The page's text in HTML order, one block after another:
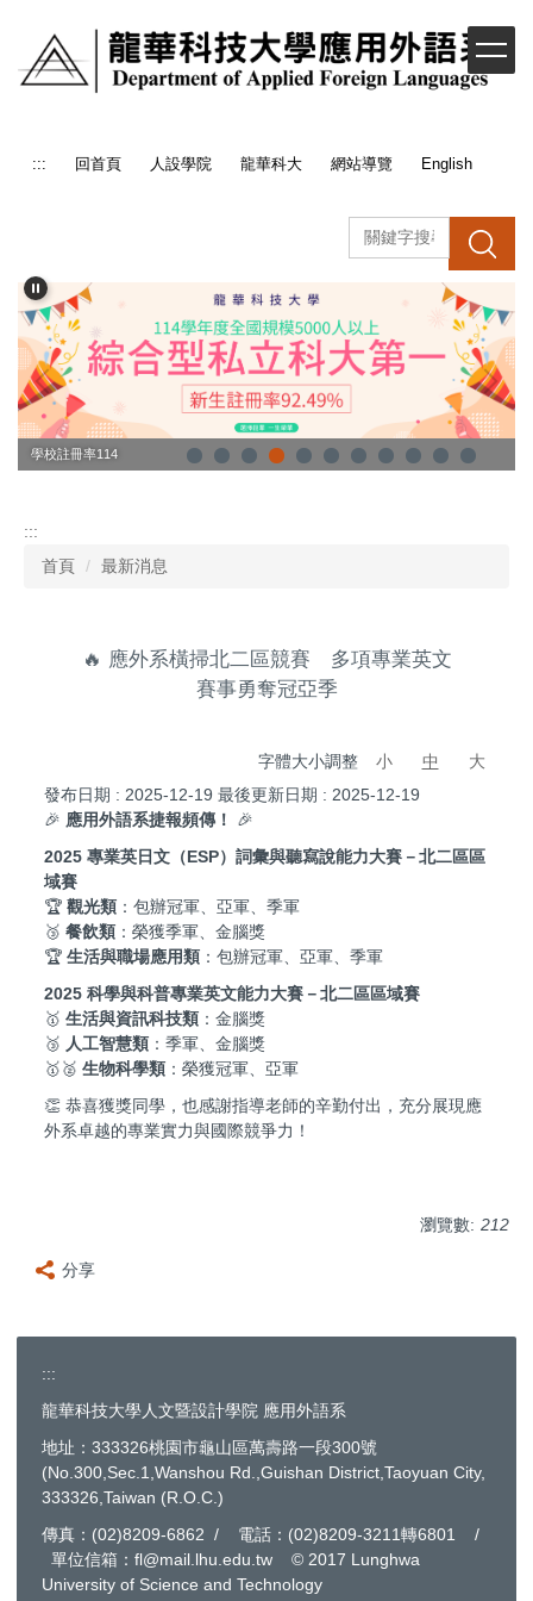
主
要
::: 回首頁 人設學院 龍華科大 網站導覽 English
搜 尋
學校註冊率114
:::
首頁
最新消息
🔥 應外系橫掃北二區競賽 多項專業英文
賽事勇奪冠亞季
字體大小調整 小 中
大
發布日期 : 2025-12-19 最後更新日期 : 2025-12-19
🎉 應用外語系捷報頻傳！
🎉
2025 專業英日文（ESP）詞彙與聽寫說能力大賽－北二區區
域賽
🏆 觀光類 ：包辦冠軍、亞軍、季軍
🥉 餐飲類 ：榮獲季軍、金腦獎
🏆 生活與職場應用類 ：包辦冠軍、亞軍、季軍
2025 科學與科普專業英文能力大賽－北二區區域賽
🥇 生活與資訊科技類 ：金腦獎
🥉 人工智慧類 ：季軍、金腦獎
🥇🥈 生物科學類 ：榮獲冠軍、亞軍
👏 恭喜獲獎同學，也感謝指導老師的辛勤付出，充分展現應
外系卓越的專業實力與國際競爭力！
瀏覽數: 212
分享
:::
龍華科技大學人文暨設計學院 應用外語系
地址：333326桃園市龜山區萬壽路一段300號
(No.300,Sec.1,Wanshou Rd.,Guishan District,Taoyuan City,
333326,Taiwan (R.O.C.)
傳真：(02)8209-6862 / 電話：(02)8209-3211轉6801 /
單位信箱：fl@mail.lhu.edu.tw © 2017 Lunghwa
University of Science and Technology